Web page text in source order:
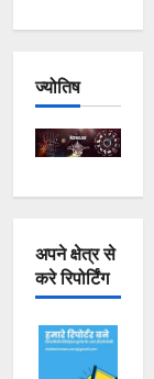
ज्योतिष
अपने क्षेत्र से
करे रिपोर्टिंग